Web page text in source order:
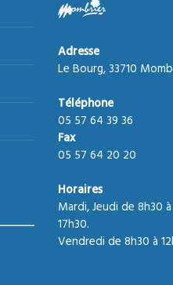
Adresse
Le Bourg, 33710
Téléphone
05 57 64 39 36
Fax
05 57 64 20 20
Horaires
Mardi, Jeudi de 8h30
17h30.
Vendredi de 8h30 à